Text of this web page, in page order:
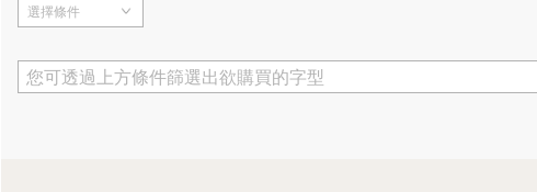
選擇條件
您可透過上方條件篩選出欲購買的字型